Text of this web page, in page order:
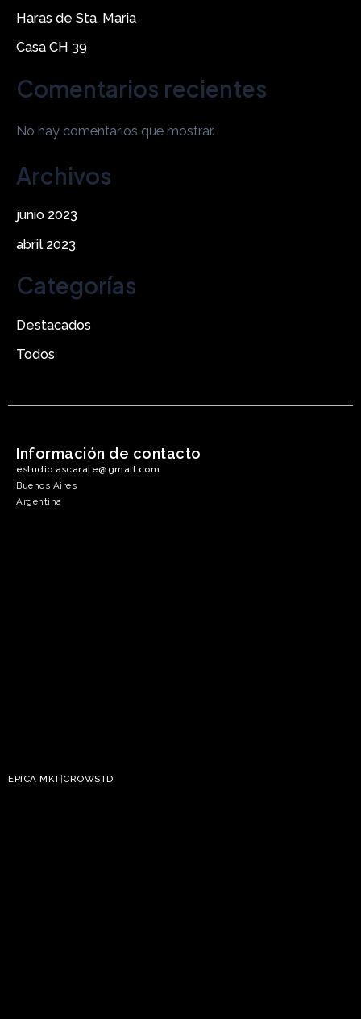
Haras de Sta. Maria
Casa CH 39
Comentarios recientes
No hay comentarios que mostrar.
Archivos
junio 2023
abril 2023
Categorías
Destacados
Todos
Información de contacto
estudio.ascarate@gmail.com
Buenos Aires
Argentina
EPICA MKT|CROWSTD